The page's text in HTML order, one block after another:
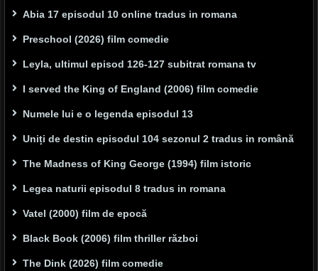
Abia 17 episodul 10 online tradus in romana
Preschool (2026) film comedie
Leyla, ultimul episod 126-127 subitrat romana tv
I served the King of England (2006) film comedie
Numele lui e o legenda episodul 13
Uniți de destin episodul 104 sezonul 2 tradus in română
The Madness of King George (1994) film istoric
Legea naturii episodul 8 tradus in romana
Vatel (2000) film de epocă
Black Book (2006) film thriller război
The Dink (2026) film comedie